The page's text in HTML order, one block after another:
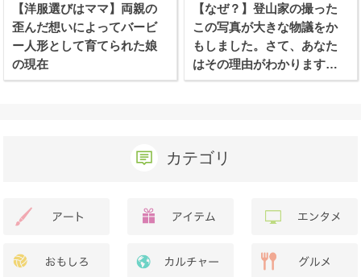
【洋服選びはママ】両親の
歪んだ想いによってバービ
ー人形として育てられた娘
の現在
【なぜ？】登山家の撮った
この写真が大きな物議をか
もしました。さて、あなた
はその理由がわかります
か？
カテゴリ